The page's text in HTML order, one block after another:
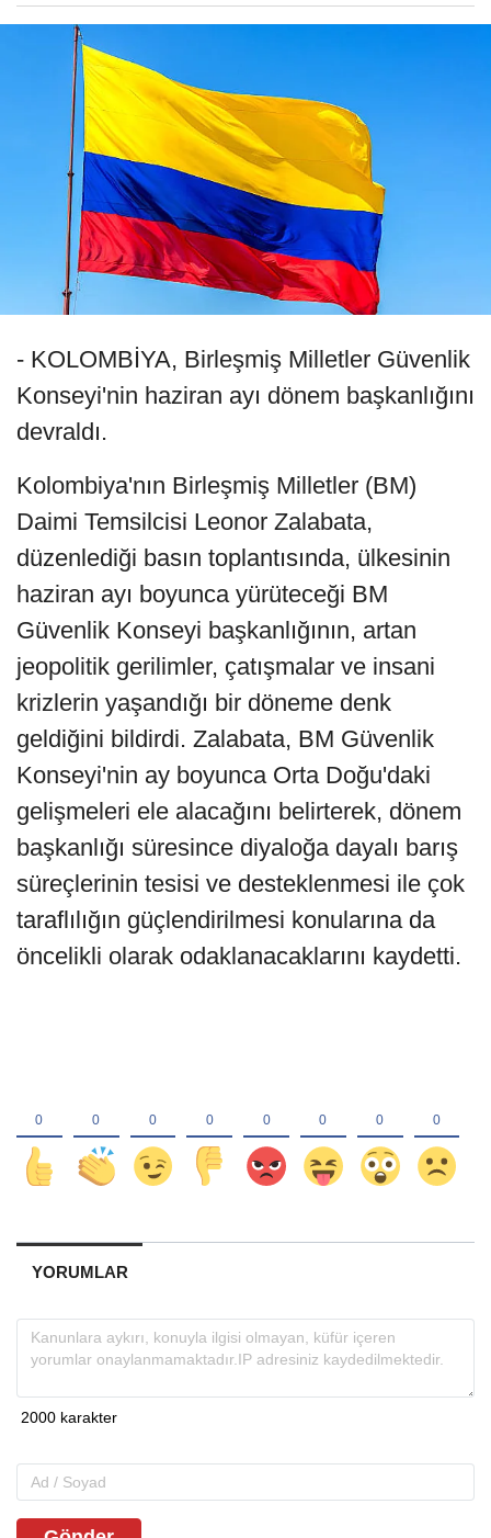
- KOLOMBİYA, Birleşmiş Milletler Güvenlik
Konseyi'nin haziran ayı dönem başkanlığını
devraldı.
Kolombiya'nın Birleşmiş Milletler (BM)
Daimi Temsilcisi Leonor Zalabata,
düzenlediği basın toplantısında, ülkesinin
haziran ayı boyunca yürüteceği BM
Güvenlik Konseyi başkanlığının, artan
jeopolitik gerilimler, çatışmalar ve insani
krizlerin yaşandığı bir döneme denk
geldiğini bildirdi. Zalabata, BM Güvenlik
Konseyi'nin ay boyunca Orta Doğu'daki
gelişmeleri ele alacağını belirterek, dönem
başkanlığı süresince diyaloğa dayalı barış
süreçlerinin tesisi ve desteklenmesi ile çok
taraflılığın güçlendirilmesi konularına da
öncelikli olarak odaklanacaklarını kaydetti.
YORUMLAR